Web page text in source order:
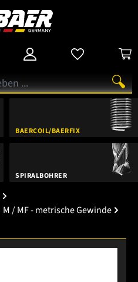
BAERCOIL/BAERFIX
SPIRALBOHRER
M / MF - metrische Gewinde